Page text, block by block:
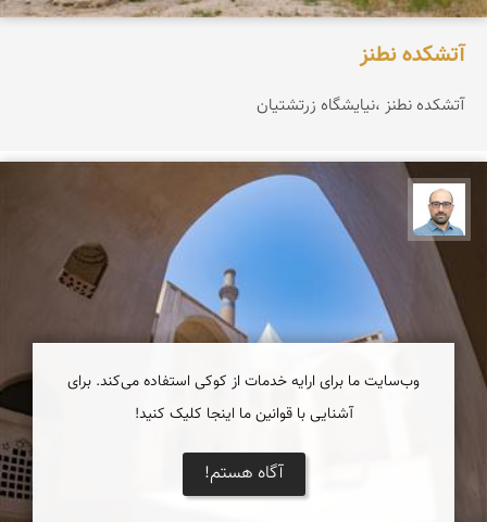
آتشکده نطنز
آتشکده نطنز ،نیایشگاه زرتشتيان
وب‌سایت ما برای ارایه خدمات از کوکی استفاده می‌کند. برای
آشنایی با قوانین ما اینجا کلیک کنید!
آگاه هستم!